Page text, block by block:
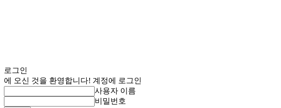
로그인
에 오신 것을 환영합니다! 계정에 로그인
사용자 이름
비밀번호